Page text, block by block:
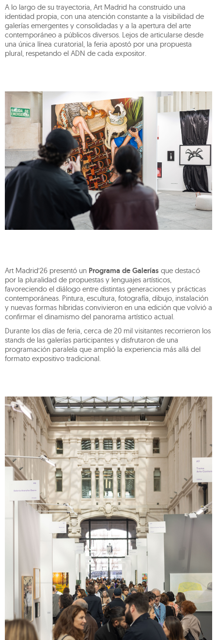
A lo largo de su trayectoria, Art Madrid ha construido una
identidad propia, con una atención constante a la visibilidad de
galerías emergentes y consolidadas y a la apertura del arte
contemporáneo a públicos diversos. Lejos de articularse desde
una única línea curatorial, la feria apostó por una propuesta
plural, respetando el ADN de cada expositor.
Art Madrid’26 presentó un Programa de Galerías que destacó
por la pluralidad de propuestas y lenguajes artísticos,
favoreciendo el diálogo entre distintas generaciones y prácticas
contemporáneas. Pintura, escultura, fotografía, dibujo, instalación
y nuevas formas híbridas convivieron en una edición que volvió a
confirmar el dinamismo del panorama artístico actual.
Durante los días de feria, cerca de 20 mil visitantes recorrieron los
stands de las galerías participantes y disfrutaron de una
programación paralela que amplió la experiencia más allá del
formato expositivo tradicional.